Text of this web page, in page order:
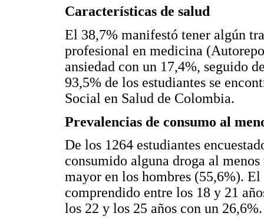
Características de salud
El 38,7% manifestó tener algún
profesional en medicina
ansiedad con un 17,4%, seguido
93,5% de los estudiantes se
Social en Salud de Colombia.
Prevalencias de consumo al
De los 1264 estudiantes
consumido alguna droga al
mayor en los hombres (55,6%).
comprendido entre los 18 y 21
los 22 y los 25 años con un 26,6%.